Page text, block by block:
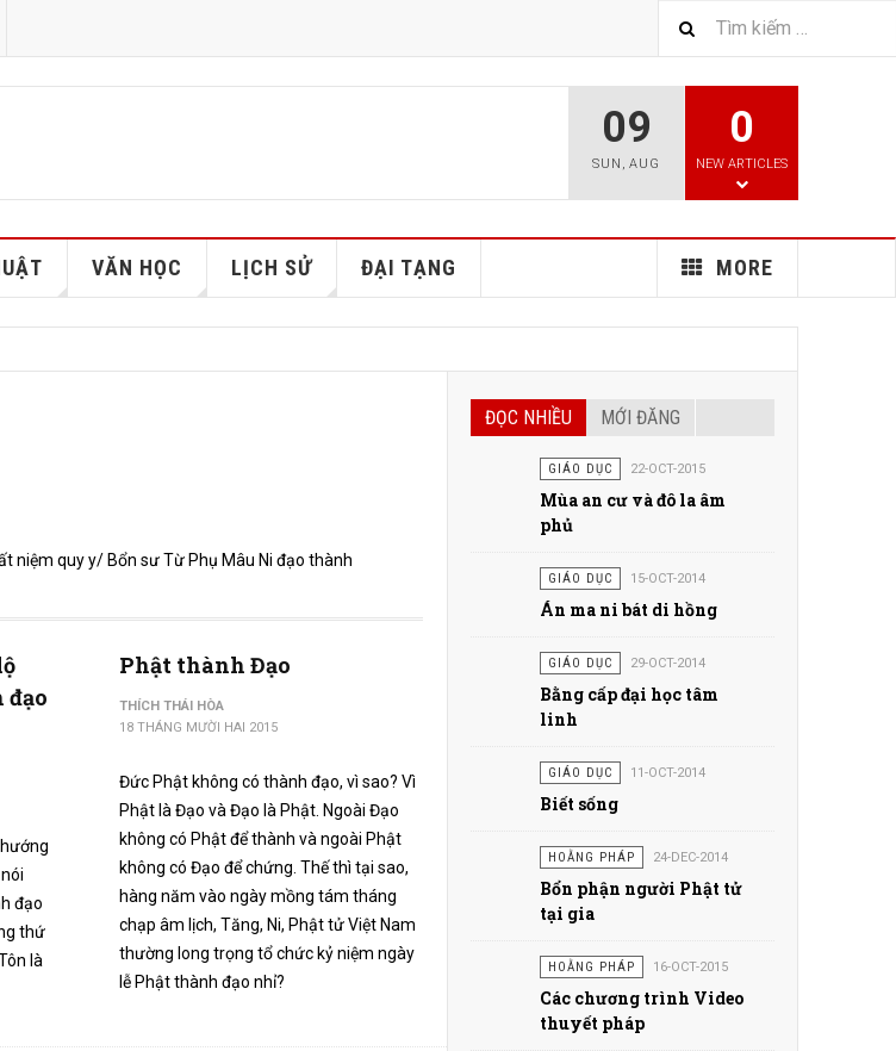
09
SUN ,AUG
0
NEW ARTICLES
VĂN HỌC LỊCH SỬ ĐẠI TẠNG MORE
niệm quy y/ Bổn sư Từ Phụ Mâu Ni đạo thành
đạo
thứ
là
Phật thành Đạo
THÍCH THÁI HÒA
18 THÁNG MƯỜI HAI 2015
Đức Phật không có thành đạo, vì sao? Vì
Phật là Đạo và Đạo là Phật. Ngoài Đạo
không có Phật để thành và ngoài Phật
không có Đạo để chứng. Thế thì tại sao,
hàng năm vào ngày mồng tám tháng
chạp âm lịch, Tăng, Ni, Phật tử Việt Nam
thường long trọng tổ chức kỷ niệm ngày
lễ Phật thành đạo nhỉ?
ĐỌC NHIỀU MỚI ĐĂNG
GIÁO DỤC 22-OCT-2015
Mùa an cư và đô la âm
phủ
GIÁO DỤC 15-OCT-2014
Án ma ni bát di hồng
GIÁO DỤC 29-OCT-2014
Bằng cấp đại học tâm
linh
GIÁO DỤC 11-OCT-2014
Biết sống
HOẰNG PHÁP 24-DEC-2014
Bổn phận người Phật tử
tại gia
HOẰNG PHÁP 16-OCT-2015
Các chương trình Video
thuyết pháp